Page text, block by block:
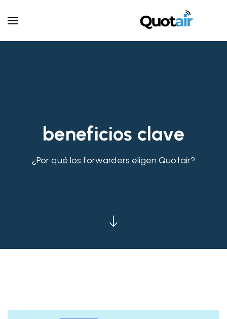
beneficios clave
¿Por qué los forwarders eligen Quotair?